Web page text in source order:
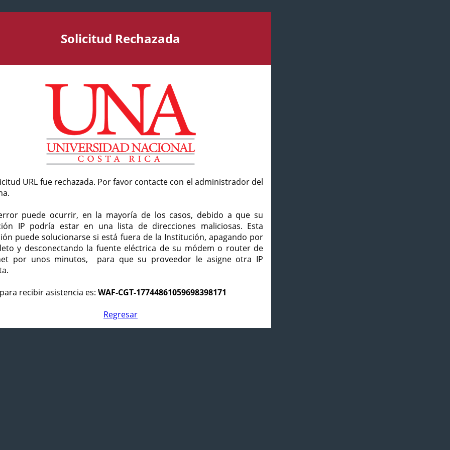
Solicitud Rechazada
URL fue rechazada. Por favor contacte con el administrador del
puede ocurrir, en la mayoría de los casos, debido a que su
IP podría estar en una lista de direcciones maliciosas. Esta
puede solucionarse si está fuera de la Institución, apagando por
y desconectando la fuente eléctrica de su módem o router de
por unos minutos, para que su proveedor le asigne otra IP
recibir asistencia es: WAF-CGT-17744861059698398171
Regresar